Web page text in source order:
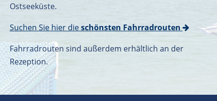
Ostseeküste.
Suchen Sie hier dieschönsten Fahrradrouten
Fahrradrouten sind außerdem erhältlich an der
Rezeption.